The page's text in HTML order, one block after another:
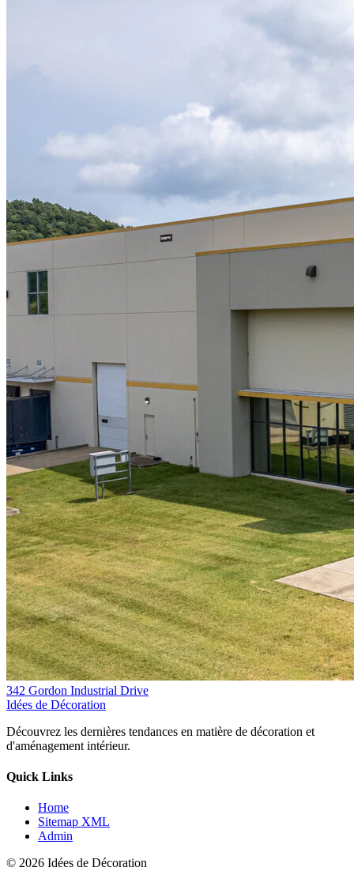
342 Gordon Industrial Drive
Idées de Décoration
Découvrez les dernières tendances en matière de décoration et
d'aménagement intérieur.
Quick Links
Home
Sitemap XML
Admin
© 2026 Idées de Décoration